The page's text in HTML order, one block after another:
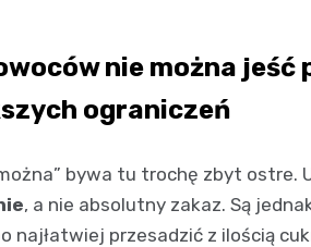
nie można
ograniczeń
bywa tu trochę zbyt ostre.
, a nie absolutny zakaz. Są
najłatwiej przesadzić z ilością